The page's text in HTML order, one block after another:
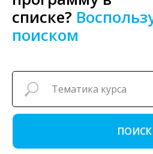
списке?
поиском
ПОИСК